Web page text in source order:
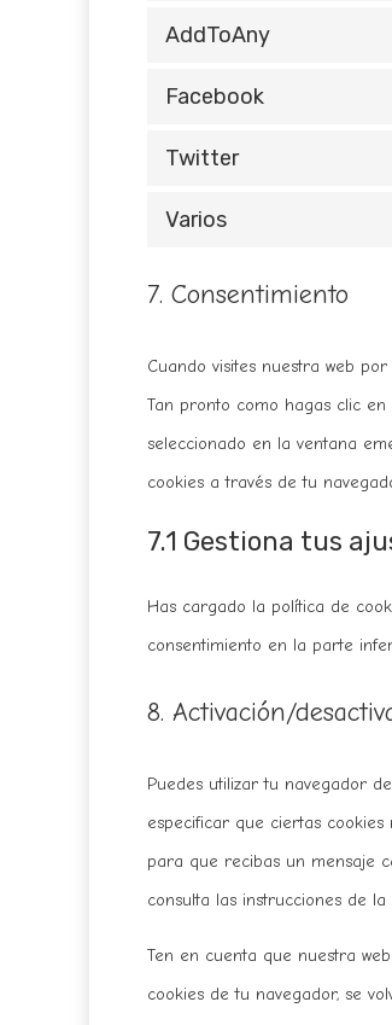
AddToAny
Facebook
Twitter
Varios
7. Consentimiento
Cuando visites nuestra web
Tan pronto como hagas clic
seleccionado en la ventana
cookies a través de tu
7.1 Gestiona tus
Has cargado la política de
consentimiento en la parte
8. Activación/
Puedes utilizar tu navegador
especificar que ciertas
para que recibas un mensaje
consulta las instrucciones de
Ten en cuenta que nuestra
cookies de tu navegador, se